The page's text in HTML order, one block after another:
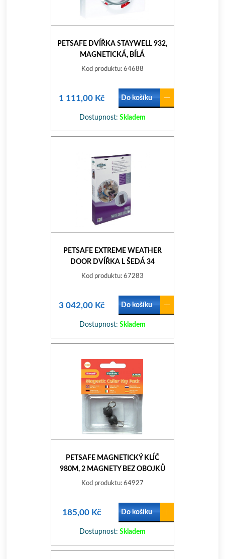
PETSAFE DVÍŘKA STAYWELL 932,
MAGNETICKÁ, BÍLÁ
Kod produktu: 64688
1 111,00 Kč Do košíku
Dostupnost: Skladem
PETSAFE EXTREME WEATHER
DOOR DVÍŘKA L ŠEDÁ 34
Kod produktu: 67283
3 042,00 Kč Do košíku
Dostupnost: Skladem
PETSAFE MAGNETICKÝ KLÍČ
980M, 2 MAGNETY BEZ OBOJKŮ
Kod produktu: 64927
185,00 Kč Do košíku
Dostupnost: Skladem